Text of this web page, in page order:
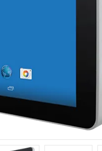
石油・ガス、ATEX
ATEXグレード堅牢タブレ
ATEX認定 堅牢型ハンド
ータ
ATEX グレード パネル PC